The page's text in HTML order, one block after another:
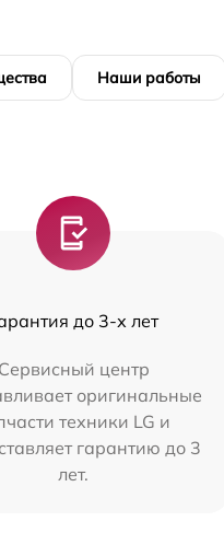
Наши работы
до 3-х лет
Сервисный центр
оригинальные
техники LG и
гарантию до 3
лет.